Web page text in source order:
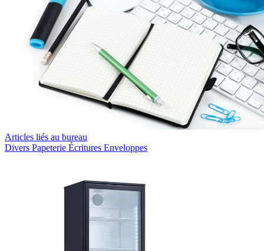
Articles liés au bureau
Divers Papeterie Écritures Enveloppes